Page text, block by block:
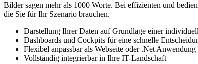
Bilder sagen mehr als 1000 Worte. Bei effizienten und
die Sie für Ihr Szenario brauchen.
Darstellung Ihrer Daten auf Grundlage einer
Dashboards und Cockpits für eine schnelle
Flexibel anpassbar als Webseite oder .Net Anwendung
Vollständig integrierbar in Ihre IT-Landschaft